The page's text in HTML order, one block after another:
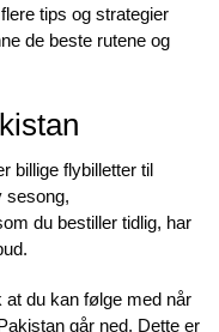
tips og strategier
de beste rutene og
billige flybilletter til
sesong,
du bestiller tidlig, har
at du kan følge med når
går ned. Dette er